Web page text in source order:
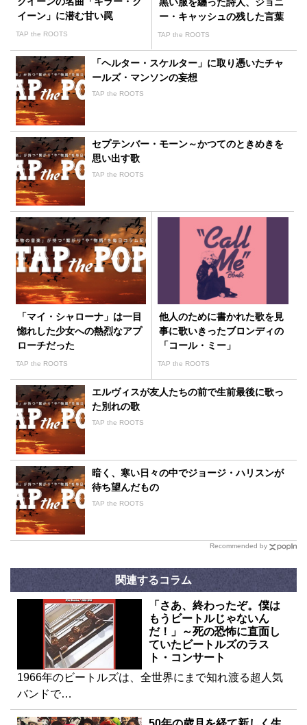
イーン」に潜む甘い罠
TAP the ROOTS
ー・キャッシュの残した言葉
TAP the ROOTS
「ヘルター・スケルター」に取り憑いたチャ
ールズ・マンソンの妄想
TAP the ROOTS
セプテンバー・モーン～かつてのときめきを
思い出す歌
TAP the ROOTS
「マイ・シャローナ」は一目
惚れした少女への熱烈なアプ
ローチだった
TAP the ROOTS
他人のために書かれた歌を見
事に歌いきったブロンディの
「コール・ミー」
TAP the ROOTS
エルヴィスが友人たちの前で生前最後に歌っ
た別れの歌
TAP the ROOTS
暗く、寒い日々の中でジョージ・ハリスンが
待ち望んだもの
TAP the ROOTS
Recommended by
関連するコラム
「さあ、終わったぞ。僕は
もうビートルじゃないん
だ！」～死の恐怖に直面し
ていたビートルズのラス
ト・コンサート
1966年のビートルズは、全世界にまで知れ渡る超人気
バンドで…